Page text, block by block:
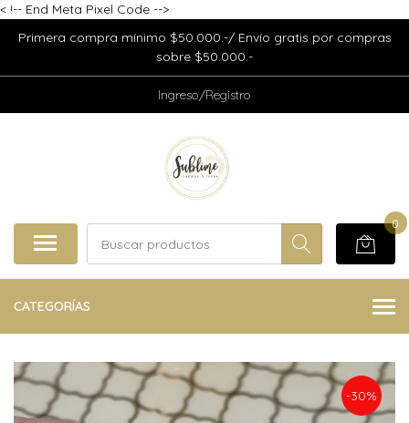
< !-- End Meta Pixel Code -->
Primera compra mínimo $50.000.-/ Envío gratis por compras
sobre $50.000.-
Ingreso/Registro
0
CATEGORÍAS
-30%